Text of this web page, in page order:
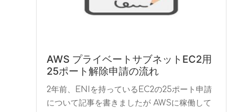
AWS プライベートサブネットEC2用
25ポート解除申請の流れ
2年前、ENIを持っているEC2の25ポート申請
について記事を書きましたが AWSに稼働して